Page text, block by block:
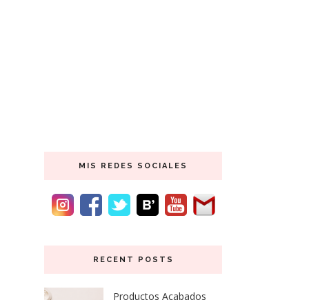
MIS REDES SOCIALES
RECENT POSTS
Productos Acabados